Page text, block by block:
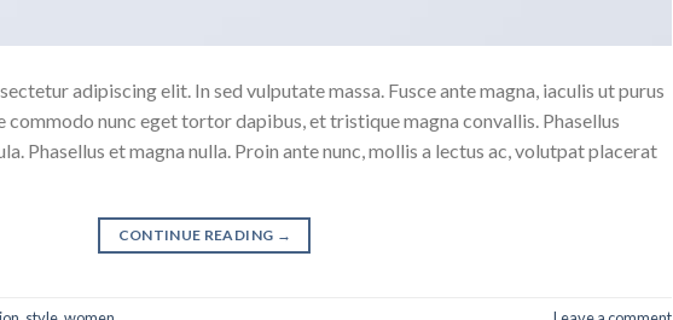
adipiscing elit. In sed vulputate massa. Fusce ante magna, iaculis ut purus
commodo nunc eget tortor dapibus, et tristique magna convallis. Phasellus
Phasellus et magna nulla. Proin ante nunc, mollis a lectus ac, volutpat placerat
CONTINUE READING →